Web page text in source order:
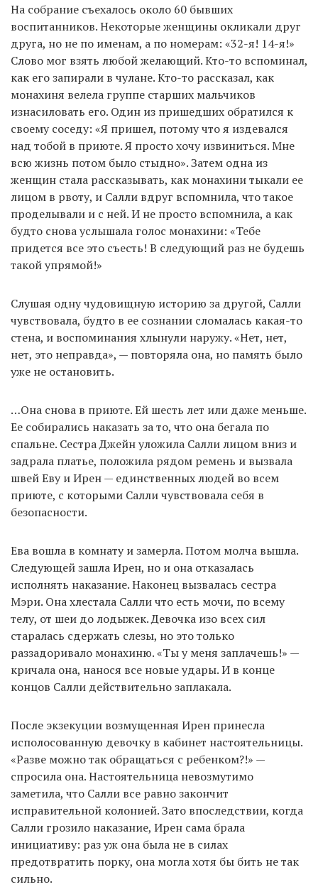
На собрание съехалось около 60 бывших
воспитанников. Некоторые женщины окликали друг
друга, но не по именам, а по номерам: «32-я! 14-я!»
Слово мог взять любой желающий. Кто-то вспоминал,
как его запирали в чулане. Кто-то рассказал, как
монахиня велела группе старших мальчиков
изнасиловать его. Один из пришедших обратился к
своему соседу: «Я пришел, потому что я издевался
над тобой в приюте. Я просто хочу извиниться. Мне
всю жизнь потом было стыдно». Затем одна из
женщин стала рассказывать, как монахини тыкали ее
лицом в рвоту, и Салли вдруг вспомнила, что такое
проделывали и с ней. И не просто вспомнила, а как
будто снова услышала голос монахини: «Тебе
придется все это съесть! В следующий раз не будешь
такой упрямой!»
Слушая одну чудовищную историю за другой, Салли
чувствовала, будто в ее сознании сломалась какая-то
стена, и воспоминания хлынули наружу. «Нет, нет,
нет, это неправда», — повторяла она, но память было
уже не остановить.
…Она снова в приюте. Ей шесть лет или даже меньше.
Ее собирались наказать за то, что она бегала по
спальне. Сестра Джейн уложила Салли лицом вниз и
задрала платье, положила рядом ремень и вызвала
швей Еву и Ирен — единственных людей во всем
приюте, с которыми Салли чувствовала себя в
безопасности.
Ева вошла в комнату и замерла. Потом молча вышла.
Следующей зашла Ирен, но и она отказалась
исполнять наказание. Наконец вызвалась сестра
Мэри. Она хлестала Салли что есть мочи, по всему
телу, от шеи до лодыжек. Девочка изо всех сил
старалась сдержать слезы, но это только
раззадоривало монахиню. «Ты у меня заплачешь!» —
кричала она, нанося все новые удары. И в конце
концов Салли действительно заплакала.
После экзекуции возмущенная Ирен принесла
исполосованную девочку в кабинет настоятельницы.
«Разве можно так обращаться с ребенком?!» —
спросила она. Настоятельница невозмутимо
заметила, что Салли все равно закончит
исправительной колонией. Зато впоследствии, когда
Салли грозило наказание, Ирен сама брала
инициативу: раз уж она была не в силах
предотвратить порку, она могла хотя бы бить не так
сильно.